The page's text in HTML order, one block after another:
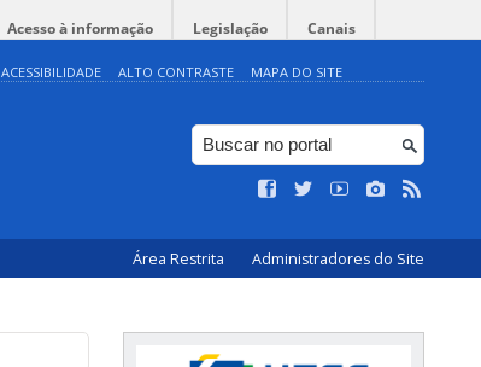
Acesso à informação Legislação Canais
ACESSIBILIDADE ALTO CONTRASTE MAPA DO SITE
Área Restrita Administradores do Site